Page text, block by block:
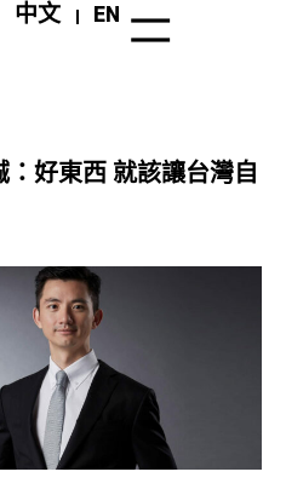
中文 EN
好東西 就該讓台灣自